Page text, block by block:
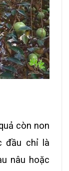
còn non
đầu chỉ là
nâu hoặc